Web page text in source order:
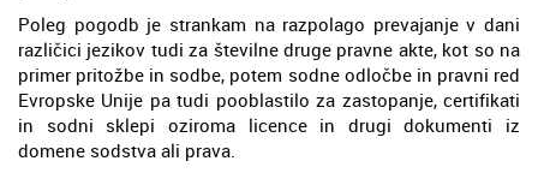
Poleg pogodb je strankam na razpolago prevajanje v dani
različici jezikov tudi za številne druge pravne akte, kot so na
primer pritožbe in sodbe, potem sodne odločbe in pravni red
Evropske Unije pa tudi pooblastilo za zastopanje, certifikati
in sodni sklepi oziroma licence in drugi dokumenti iz
domene sodstva ali prava.